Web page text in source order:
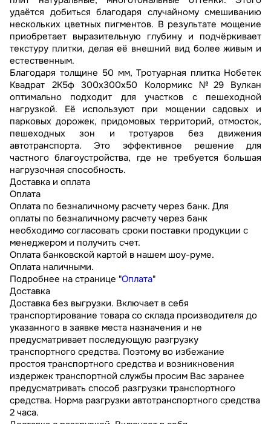
удаётся добиться благодаря случайному смешиванию
нескольких цветных пигментов. В результате мощение
приобретает выразительную глубину и подчёркивает
текстуру плитки, делая её внешний вид более живым и
естественным.
Благодаря толщине 50 мм, Тротуарная плитка Нобетек
Квадрат 2К5ф 300x300x50 Колормикс №29 Вулкан
оптимально подходит для участков с пешеходной
нагрузкой. Её используют при мощении садовых и
парковых дорожек, придомовых территорий, отмосток,
пешеходных зон и тротуаров без движения
автотранспорта. Это эффективное решение для
частного благоустройства, где не требуется большая
нагрузочная способность.
Доставка и оплата
Оплата
Оплата по безналичному расчету через банк. Для
оплаты по безналичному расчету через банк
необходимо согласовать сроки поставки продукции с
менеджером и получить счет.
Оплата банковской картой в нашем шоу-руме.
Оплата наличными.
Подробнее на странице "Оплата"
Доставка
Доставка без выгрузки. Включает в себя
транспортирование товара со склада производителя до
указанного в заявке места назначения и не
предусматривает последующую разгрузку
транспортного средства. Поэтому во избежание
простоя транспортного средства и возникновения
издержек транспортной службы просим Вас заранее
предусматривать способ разгрузки транспортного
средства. Норма разгрузки автотранспортного средства
2 часа.